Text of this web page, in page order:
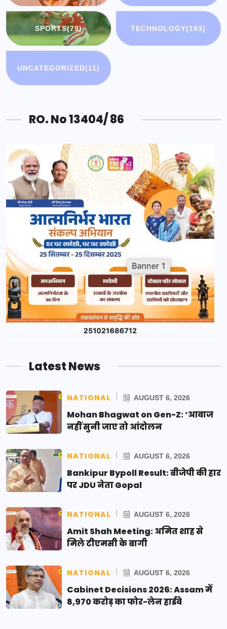
SPORTS(79) TECHNOLOGY(193)
UNCATEGORIZED(11)
RO. No 13404/ 86
Latest News
NATIONAL AUGUST 6, 2026
Mohan Bhagwat on Gen-Z: ‘आवाज
नहीं सुनी जाए तो आंदोलन
NATIONAL AUGUST 6, 2026
Bankipur Bypoll Result: बीजेपी की हार
पर JDU नेता Gopal
NATIONAL AUGUST 6, 2026
Amit Shah Meeting: अमित शाह से
मिले टीएमसी के बागी
NATIONAL AUGUST 6, 2026
Cabinet Decisions 2026: Assam में
8,970 करोड़ का फोर-लेन हाईवे